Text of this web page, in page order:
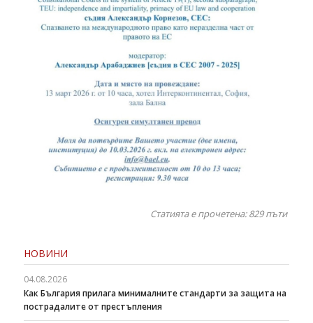
Статията е прочетена: 829пъти
НОВИНИ
04.08.2026
Как България прилага минималните стандарти за защита на
пострадалите от престъпления